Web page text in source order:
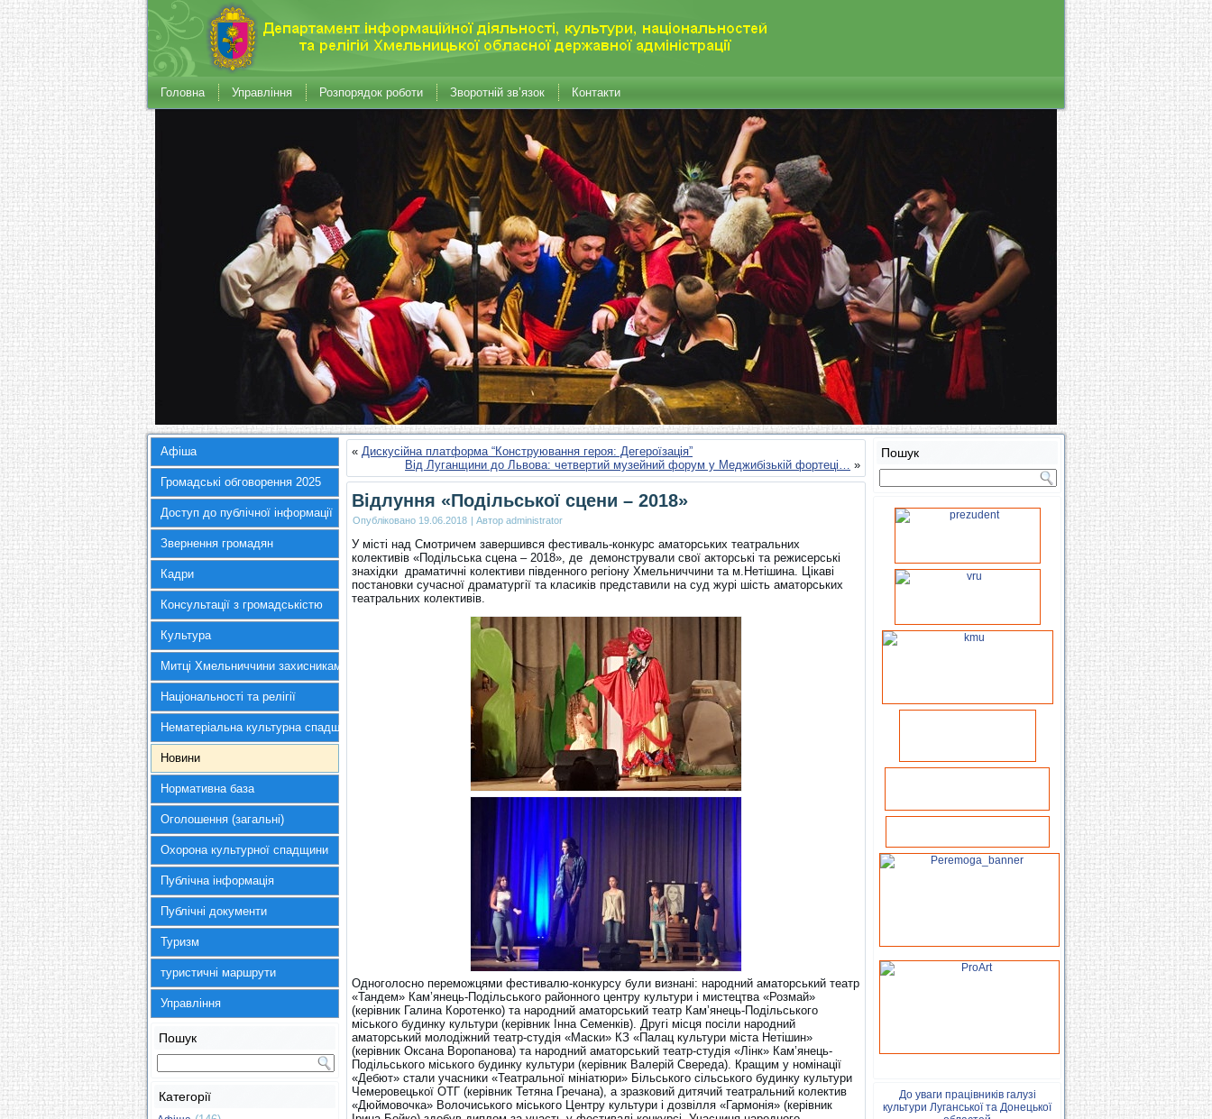
Головна Управління Розпорядок роботи Зворотній зв’язок Контакти
Афіша
Громадські обговорення 2025
Доступ до публічної інформації
Звернення громадян
Кадри
Консультації з громадськістю
Культура
Митці Хмельниччини захисникам України
Національності та релігії
Нематеріальна культурна спадщина
Новини
Нормативна база
Оголошення (загальні)
Охорона культурної спадщини
Публічна інформація
Публічні документи
Туризм
туристичні маршрути
Управління
Пошук
Категорії
« Дискусійна платформа “Конструювання героя: Дегероїзація”
Від Луганщини до Львова: четвертий музейний форум у Меджибізькій фортеці… »
Відлуння «Подільської сцени – 2018»
Опубліковано 19.06.2018 | Автор administrator
У місті над Смотричем завершився фестиваль-конкурс аматорських театральних
колективів «Подільська сцена – 2018», де демонстрували свої акторські та режисерські
знахідки драматичні колективи південного регіону Хмельниччини та м.Нетішина. Цікаві
постановки сучасної драматургії та класиків представили на суд журі шість аматорських
театральних колективів.
Одноголосно переможцями фестивалю-конкурсу були визнані: народний аматорський театр
«Тандем» Кам’янець-Подільського районного центру культури і мистецтва «Розмай»
(керівник Галина Коротенко) та народний аматорський театр Кам’янець-Подільського
міського будинку культури (керівник Інна Семенків). Другі місця посіли народний
аматорський молодіжний театр-студія «Маски» КЗ «Палац культури міста Нетішин»
(керівник Оксана Воропанова) та народний аматорський театр-студія «Лінк» Кам’янець-
Подільського міського будинку культури (керівник Валерій Свереда). Кращим у номінації
«Дебют» стали учасники «Театральної мініатюри» Більського сільського будинку культури
Чемеровецької ОТГ (керівник Тетяна Гречана), а зразковий дитячий театральний колектив
«Дюймовочка» Волочиського міського Центру культури і дозвілля «Гармонія» (керівник
Пошук
До уваги працівників галузі
культури Луганської та Донецької